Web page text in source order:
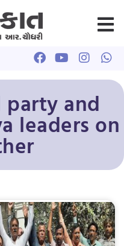
and
leaders on